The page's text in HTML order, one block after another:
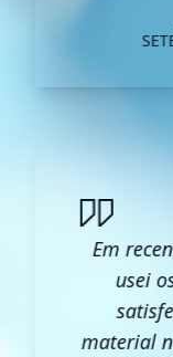
Em
usei
material